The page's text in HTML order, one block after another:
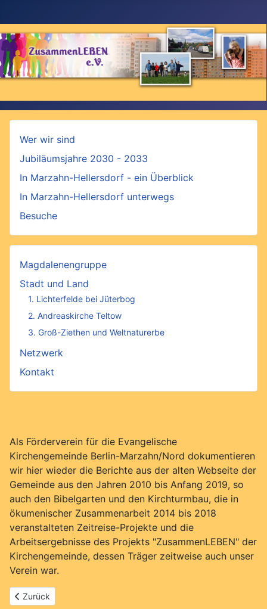
Wer wir sind
Jubiläumsjahre 2030 - 2033
In Marzahn-Hellersdorf - ein Überblick
In Marzahn-Hellersdorf unterwegs
Besuche
Magdalenengruppe
Stadt und Land
1. Lichterfelde bei Jüterbog
2. Andreaskirche Teltow
3. Groß-Ziethen und Weltnaturerbe
Netzwerk
Kontakt
Als Förderverein für die Evangelische
Kirchengemeinde Berlin-Marzahn/Nord dokumentieren
wir hier wieder die Berichte aus der alten Webseite der
Gemeinde aus den Jahren 2010 bis Anfang 2019, so
auch den Bibelgarten und den Kirchturmbau, die in
ökumenischer Zusammenarbeit 2014 bis 2018
veranstalteten Zeitreise-Projekte und die
Arbeitsergebnisse des Projekts "ZusammenLEBEN" der
Kirchengemeinde, dessen Träger zeitweise auch unser
Verein war.
Vorheriger Beitrag: Gemeindeberichte
Zurück